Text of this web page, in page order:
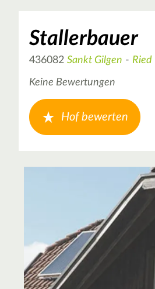
Stallerbauer
436082 Sankt Gilgen - Ried
Keine Bewertungen
Hof bewerten